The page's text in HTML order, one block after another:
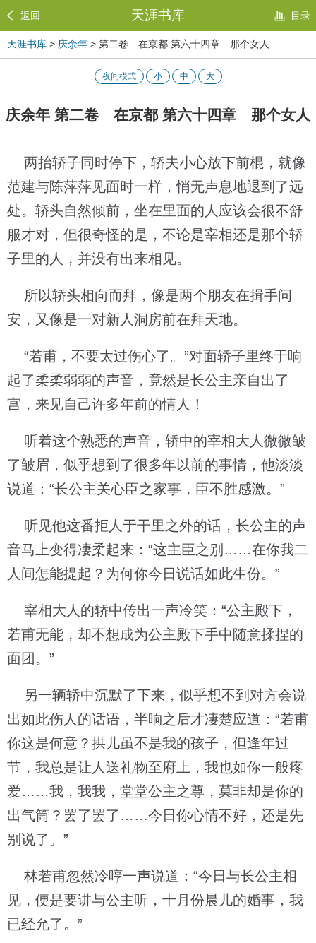
返回 天涯书库 目录
天涯书库 > 庆余年 > 第二卷 在京都 第六十四章 那个女人
夜间模式 小 中 大
庆余年 第二卷 在京都 第六十四章 那个女人
两抬轿子同时停下，轿夫小心放下前棍，就像
范建与陈萍萍见面时一样，悄无声息地退到了远
处。轿头自然倾前，坐在里面的人应该会很不舒
服才对，但很奇怪的是，不论是宰相还是那个轿
子里的人，并没有出来相见。
所以轿头相向而拜，像是两个朋友在揖手问
安，又像是一对新人洞房前在拜天地。
“若甫，不要太过伤心了。”对面轿子里终于响
起了柔柔弱弱的声音，竟然是长公主亲自出了
宫，来见自己许多年前的情人！
听着这个熟悉的声音，轿中的宰相大人微微皱
了皱眉，似乎想到了很多年以前的事情，他淡淡
说道：“长公主关心臣之家事，臣不胜感激。”
听见他这番拒人于干里之外的话，长公主的声
音马上变得凄柔起来：“这主臣之别……在你我二
人间怎能提起？为何你今日说话如此生份。”
宰相大人的轿中传出一声冷笑：“公主殿下，
若甫无能，却不想成为公主殿下手中随意揉捏的
面团。”
另一辆轿中沉默了下来，似乎想不到对方会说
出如此伤人的话语，半晌之后才凄楚应道：“若甫
你这是何意？拱儿虽不是我的孩子，但逢年过
节，我总是让人送礼物至府上，我也如你一般疼
爱……我，我我，堂堂公主之尊，莫非却是你的
出气筒？罢了罢了……今日你心情不好，还是先
别说了。”
林若甫忽然冷哼一声说道：“今日与长公主相
见，便是要讲与公主听，十月份晨儿的婚事，我
已经允了。”